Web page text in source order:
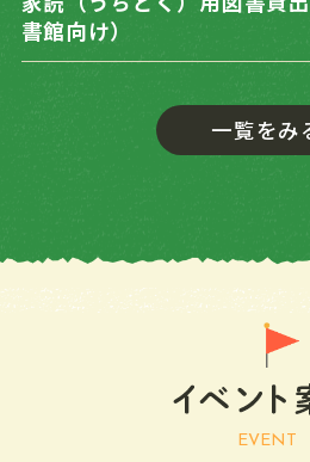
お
休館
9:30〜18:00
平
い
休館日
9:30～19:00
平
も
夏
一覧をみ
書館向け）
EVENT